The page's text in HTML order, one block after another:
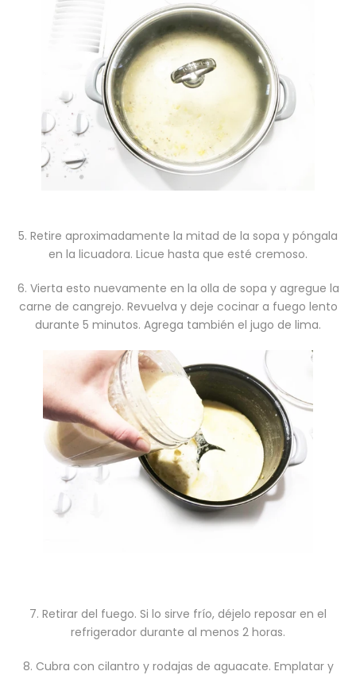
5. Retire aproximadamente la mitad de la sopa y póngala
en la licuadora. Licue hasta que esté cremoso.
6. Vierta esto nuevamente en la olla de sopa y agregue la
carne de cangrejo. Revuelva y deje cocinar a fuego lento
durante 5 minutos. Agrega también el jugo de lima.
7. Retirar del fuego. Si lo sirve frío, déjelo reposar en el
refrigerador durante al menos 2 horas.
8. Cubra con cilantro y rodajas de aguacate. Emplatar y